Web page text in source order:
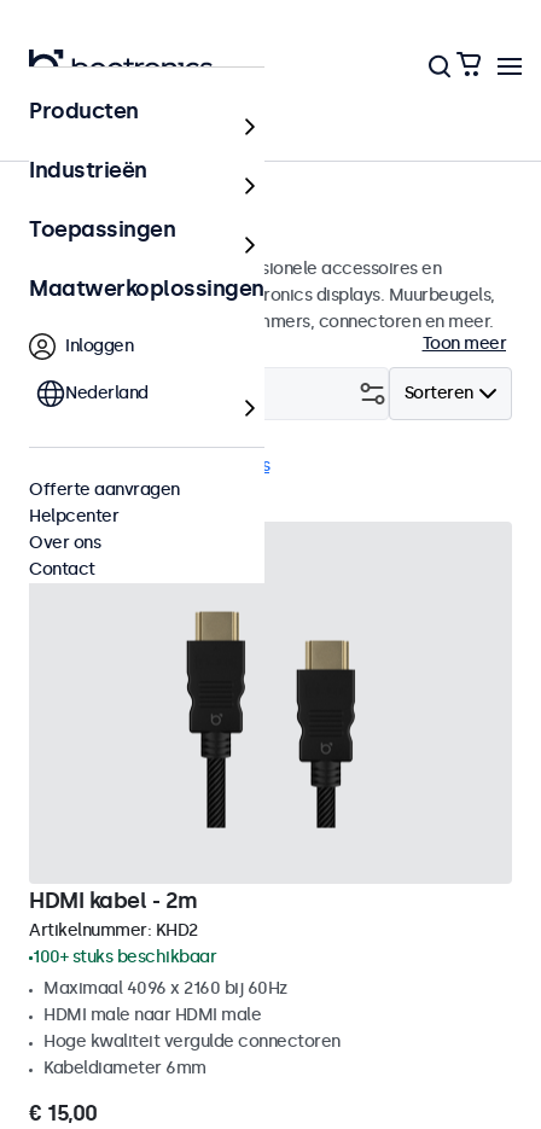
Home
Accessoires
Een groot assortiment professionele accessoires en
benodigdheden voor uw Beetronics displays. Muurbeugels,
voetsteunen, videokabels, dimmers, connectoren en meer.
Toon meer
Sorteren
Filter (1)
Wis alle filters
HDMI kabel - 2m
Artikelnummer: KHD2
100+ stuks beschikbaar
Maximaal 4096 x 2160 bij 60Hz
HDMI male naar HDMI male
Hoge kwaliteit vergulde connectoren
Kabeldiameter 6mm
€ 15,00
Producten
Industrieën
Toepassingen
Maatwerkoplossingen
Inloggen
Nederland
Offerte aanvragen
Helpcenter
Over ons
Contact